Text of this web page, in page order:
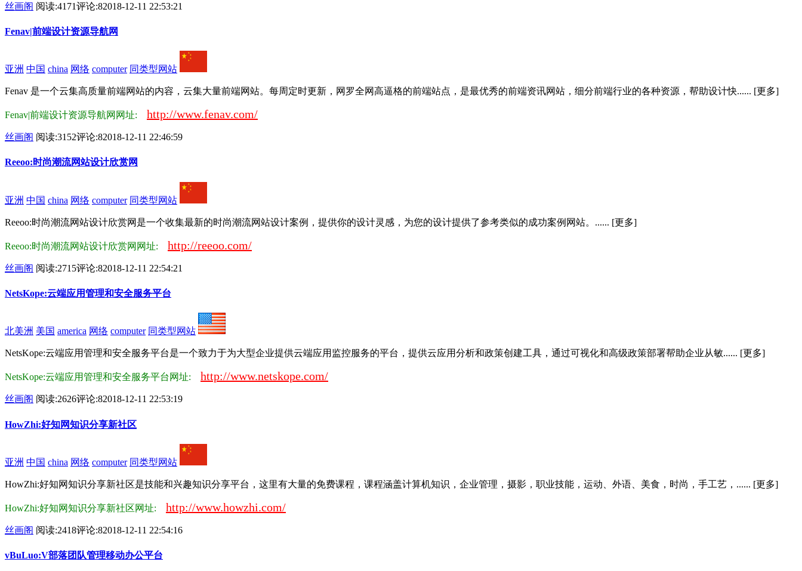
丝画阁 阅读:4171评论:82018-12-11 22:53:21
Fenav|前端设计资源导航网
亚洲 中国 china 网络 computer 同类型网站
Fenav 是一个云集高质量前端网站的内容，云集大量前端网站。每周定时更新，网罗全网高逼格的前端站点，是最优秀的前端资讯网站，细分前端行业的各种资源，帮助设计快...... [更多]
Fenav|前端设计资源导航网网址: http://www.fenav.com/
丝画阁 阅读:3152评论:82018-12-11 22:46:59
Reeoo:时尚潮流网站设计欣赏网
亚洲 中国 china 网络 computer 同类型网站
Reeoo:时尚潮流网站设计欣赏网是一个收集最新的时尚潮流网站设计案例，提供你的设计灵感，为您的设计提供了参考类似的成功案例网站。...... [更多]
Reeoo:时尚潮流网站设计欣赏网网址: http://reeoo.com/
丝画阁 阅读:2715评论:82018-12-11 22:54:21
NetsKope:云端应用管理和安全服务平台
北美洲 美国 america 网络 computer 同类型网站
NetsKope:云端应用管理和安全服务平台是一个致力于为大型企业提供云端应用监控服务的平台，提供云应用分析和政策创建工具，通过可视化和高级政策部署帮助企业从敏...... [更多]
NetsKope:云端应用管理和安全服务平台网址: http://www.netskope.com/
丝画阁 阅读:2626评论:82018-12-11 22:53:19
HowZhi:好知网知识分享新社区
亚洲 中国 china 网络 computer 同类型网站
HowZhi:好知网知识分享新社区是技能和兴趣知识分享平台，这里有大量的免费课程，课程涵盖计算机知识，企业管理，摄影，职业技能，运动、外语、美食，时尚，手工艺，...... [更多]
HowZhi:好知网知识分享新社区网址: http://www.howzhi.com/
丝画阁 阅读:2418评论:82018-12-11 22:54:16
vBuLuo:V部落团队管理移动办公平台